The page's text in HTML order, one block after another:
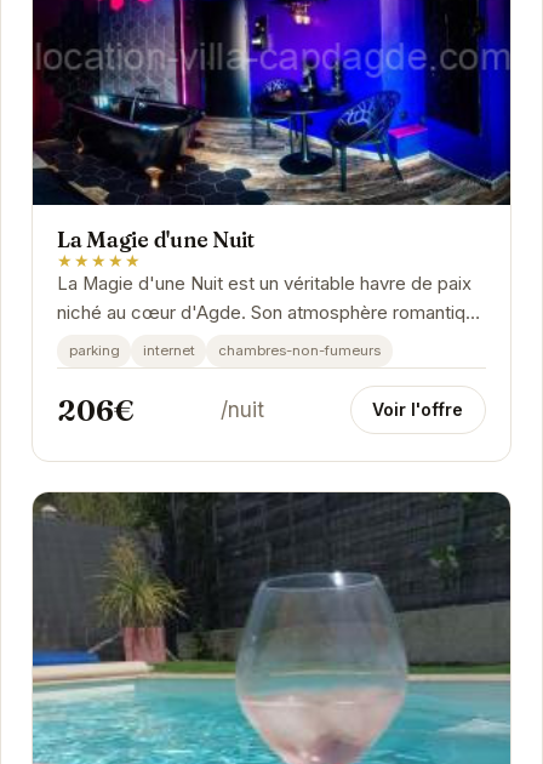
La Magie d'une Nuit
★★★★★
La Magie d'une Nuit est un véritable havre de paix
niché au cœur d'Agde. Son atmosphère romantique
et son décor élégant créent un cadre...
parking internet chambres-non-fumeurs
206€ /nuit Voir l'offre